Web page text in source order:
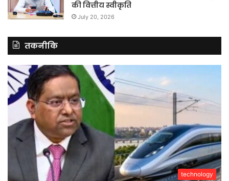
की वित्तीय स्वीकृति
July 20, 2026
तकनीकि
technology